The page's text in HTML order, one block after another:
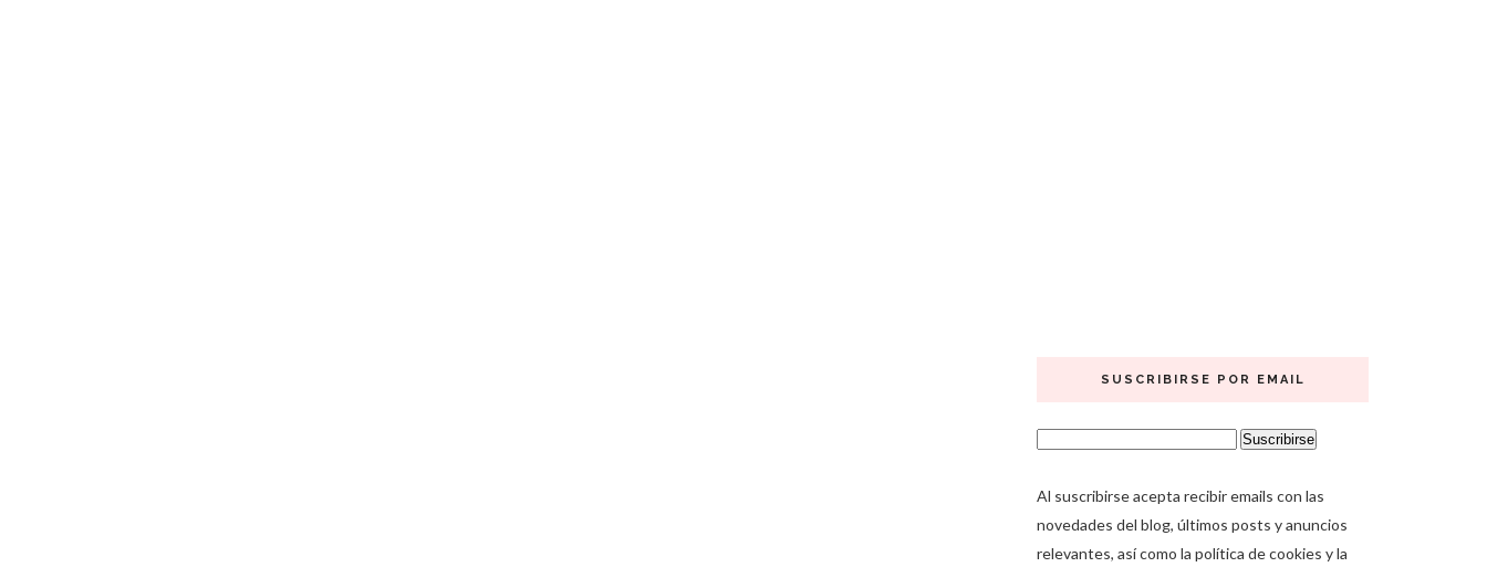
SUSCRIBIRSE POR EMAIL
Al suscribirse acepta recibir emails con las
novedades del blog, últimos posts y anuncios
relevantes, así como la política de cookies y la